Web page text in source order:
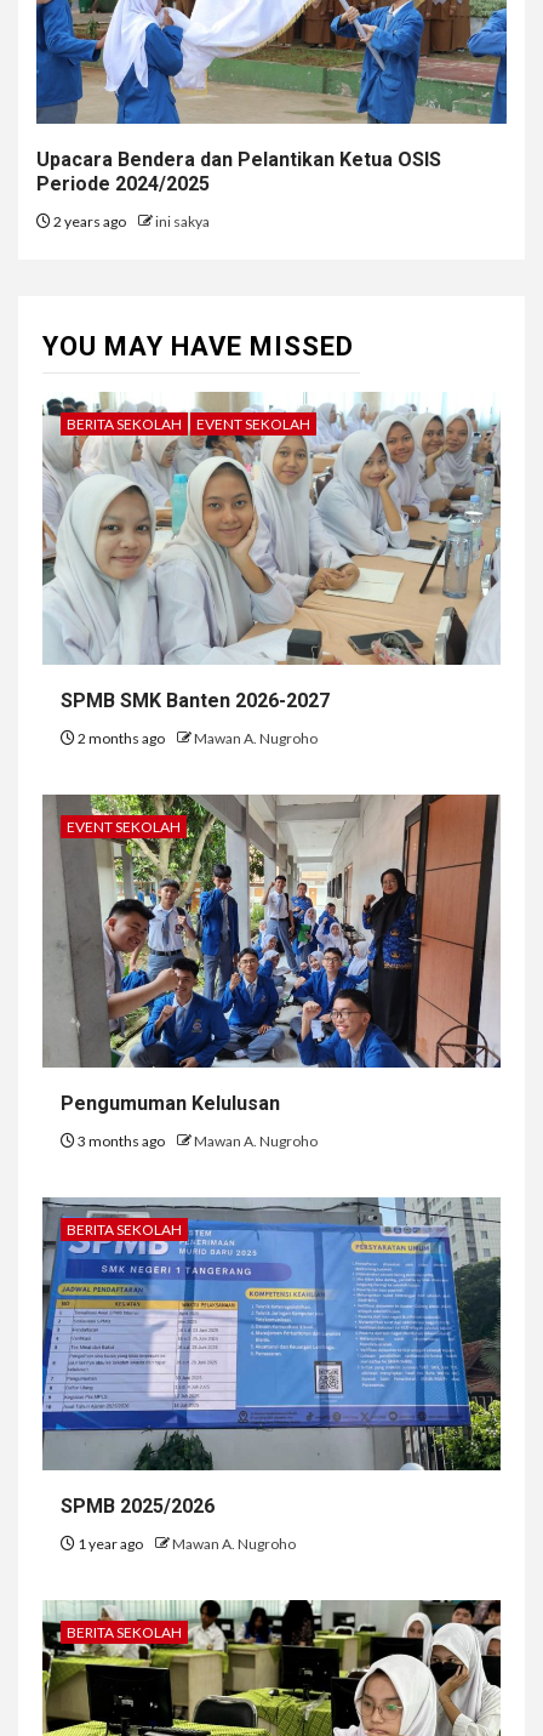
Upacara Bendera dan Pelantikan Ketua OSIS
Periode 2024/2025
2 years ago ini sakya
YOU MAY HAVE MISSED
BERITA SEKOLAH EVENT SEKOLAH
SPMB SMK Banten 2026-2027
2 months ago Mawan A. Nugroho
EVENT SEKOLAH
Pengumuman Kelulusan
3 months ago Mawan A. Nugroho
BERITA SEKOLAH
SPMB 2025/2026
1 year ago Mawan A. Nugroho
BERITA SEKOLAH